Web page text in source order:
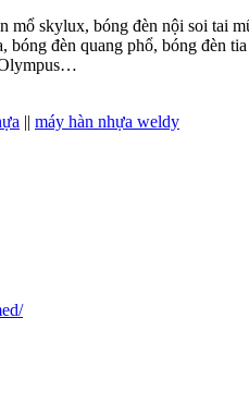
skylux, bóng đèn nội soi tai
đèn quang phổ, bóng đèn
|| máy hàn nhựa weldy